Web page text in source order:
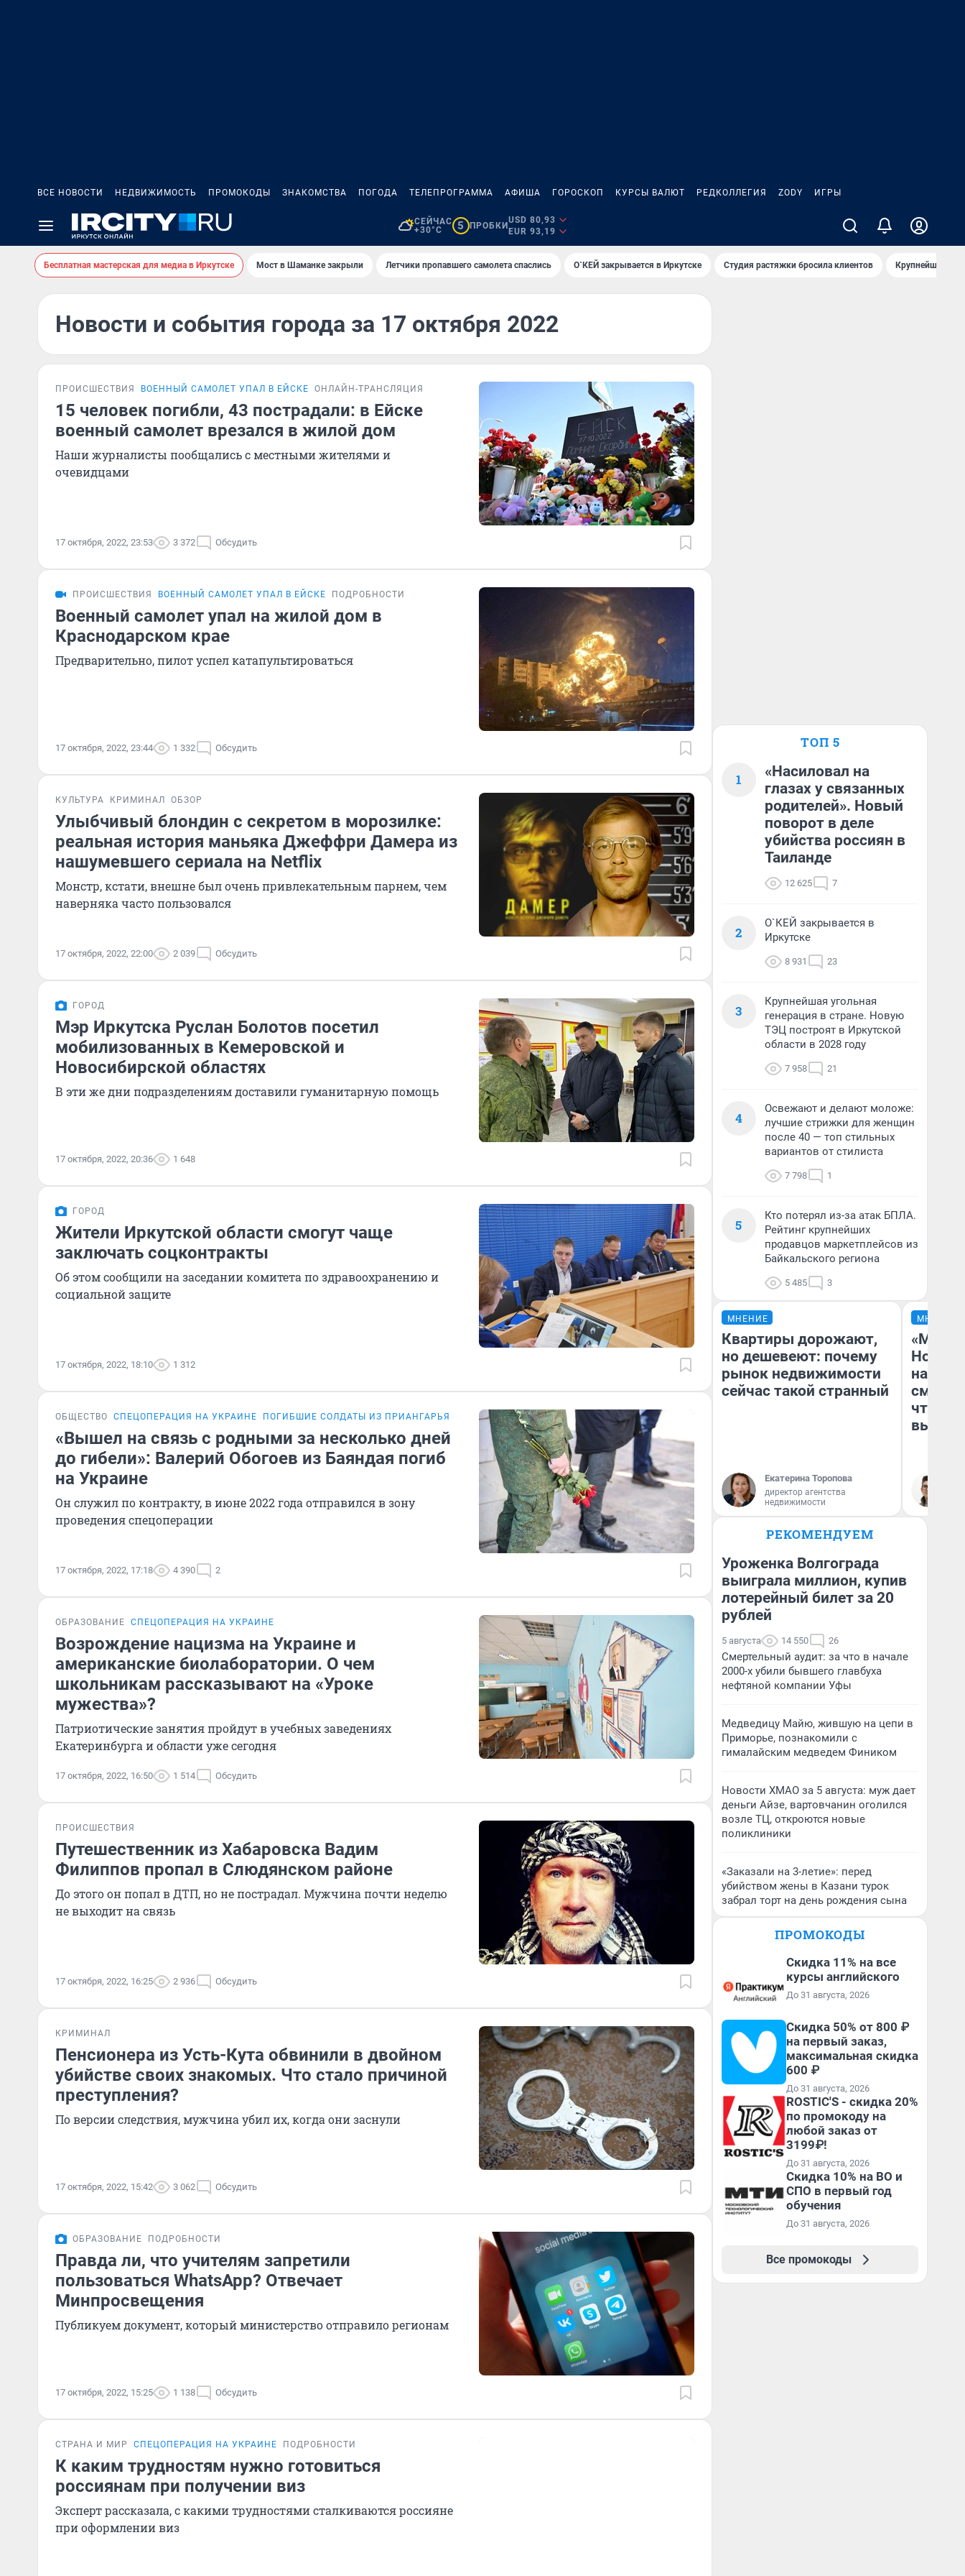
ВСЕ НОВОСТИ НЕДВИЖИМОСТЬ ПРОМОКОДЫ ЗНАКОМСТВА ПОГОДА ТЕЛЕПРОГРАММА АФИША ГОРОСКОП КУРСЫ ВАЛЮТ РЕДКОЛЛЕГИЯ ZODY ИГРЫ
СЕЙЧАС
+30°C
5 ПРОБКИ
USD 80,93
EUR 93,19
Бесплатная мастерская для медиа в Иркутске Мост в Шаманке закрыли Летчики пропавшего самолета спаслись О`КЕЙ закрывается в Иркутске Студия растяжки бросила клиентов Крупнейшие
Новости и события города за 17 октября 2022
ПРОИСШЕСТВИЯ ВОЕННЫЙ САМОЛЕТ УПАЛ В ЕЙСКЕ ОНЛАЙН-ТРАНСЛЯЦИЯ
15 человек погибли, 43 пострадали: в Ейске
военный самолет врезался в жилой дом
Наши журналисты пообщались с местными жителями и
очевидцами
17 октября, 2022, 23:53 3 372 Обсудить
ПРОИСШЕСТВИЯ ВОЕННЫЙ САМОЛЕТ УПАЛ В ЕЙСКЕ ПОДРОБНОСТИ
Военный самолет упал на жилой дом в
Краснодарском крае
Предварительно, пилот успел катапультироваться
17 октября, 2022, 23:44 1 332 Обсудить
КУЛЬТУРА КРИМИНАЛ ОБЗОР
Улыбчивый блондин с секретом в морозилке:
реальная история маньяка Джеффри Дамера из
нашумевшего сериала на Netflix
Монстр, кстати, внешне был очень привлекательным парнем, чем
наверняка часто пользовался
17 октября, 2022, 22:00 2 039 Обсудить
ГОРОД
Мэр Иркутска Руслан Болотов посетил
мобилизованных в Кемеровской и
Новосибирской областях
В эти же дни подразделениям доставили гуманитарную помощь
17 октября, 2022, 20:36 1 648
ГОРОД
Жители Иркутской области смогут чаще
заключать соцконтракты
Об этом сообщили на заседании комитета по здравоохранению и
социальной защите
17 октября, 2022, 18:10 1 312
ОБЩЕСТВО СПЕЦОПЕРАЦИЯ НА УКРАИНЕ ПОГИБШИЕ СОЛДАТЫ ИЗ ПРИАНГАРЬЯ
«Вышел на связь с родными за несколько дней
до гибели»: Валерий Обогоев из Баяндая погиб
на Украине
Он служил по контракту, в июне 2022 года отправился в зону
проведения спецоперации
17 октября, 2022, 17:18 4 390 2
ОБРАЗОВАНИЕ СПЕЦОПЕРАЦИЯ НА УКРАИНЕ
Возрождение нацизма на Украине и
американские биолаборатории. О чем
школьникам рассказывают на «Уроке
мужества»?
Патриотические занятия пройдут в учебных заведениях
Екатеринбурга и области уже сегодня
17 октября, 2022, 16:50 1 514 Обсудить
ПРОИСШЕСТВИЯ
Путешественник из Хабаровска Вадим
Филиппов пропал в Слюдянском районе
До этого он попал в ДТП, но не пострадал. Мужчина почти неделю
не выходит на связь
17 октября, 2022, 16:25 2 936 Обсудить
КРИМИНАЛ
Пенсионера из Усть-Кута обвинили в двойном
убийстве своих знакомых. Что стало причиной
преступления?
По версии следствия, мужчина убил их, когда они заснули
17 октября, 2022, 15:42 3 062 Обсудить
ОБРАЗОВАНИЕ ПОДРОБНОСТИ
Правда ли, что учителям запретили
пользоваться WhatsApp? Отвечает
Минпросвещения
Публикуем документ, который министерство отправило регионам
17 октября, 2022, 15:25 1 138 Обсудить
СТРАНА И МИР СПЕЦОПЕРАЦИЯ НА УКРАИНЕ ПОДРОБНОСТИ
К каким трудностям нужно готовиться
россиянам при получении виз
Эксперт рассказала, с какими трудностями сталкиваются россияне
при оформлении виз
ТОП 5
1
«Насиловал на
глазах у связанных
родителей». Новый
поворот в деле
убийства россиян в
Таиланде
12 625 7
2
О`КЕЙ закрывается в
Иркутске
8 931 23
3
Крупнейшая угольная
генерация в стране. Новую
ТЭЦ построят в Иркутской
области в 2028 году
7 958 21
4
Освежают и делают моложе:
лучшие стрижки для женщин
после 40 — топ стильных
вариантов от стилиста
7 798 1
5
Кто потерял из-за атак БПЛА.
Рейтинг крупнейших
продавцов маркетплейсов из
Байкальского региона
5 485 3
МНЕНИЕ
Квартиры дорожают,
но дешевеют: почему
рынок недвижимости
сейчас такой странный
Екатерина Торопова
директор агентства
недвижимости
МНЕНИЕ
«Мы
чтобы
РЕКОМЕНДУЕМ
Уроженка Волгограда
выиграла миллион, купив
лотерейный билет за 20
рублей
5 августа 14 550 26
Смертельный аудит: за что в начале
2000-х убили бывшего главбуха
нефтяной компании Уфы
Медведицу Майю, жившую на цепи в
Приморье, познакомили с
гималайским медведем Фиником
Новости ХМАО за 5 августа: муж дает
деньги Айзе, вартовчанин оголился
возле ТЦ, откроются новые
поликлиники
«Заказали на 3-летие»: перед
убийством жены в Казани турок
забрал торт на день рождения сына
ПРОМОКОДЫ
Скидка 11% на все
курсы английского
До 31 августа, 2026
Скидка 50% от 800 ₽
на первый заказ,
максимальная скидка
600 ₽
До 31 августа, 2026
ROSTIC'S - скидка 20%
по промокоду на
любой заказ от
3199₽!
До 31 августа, 2026
Скидка 10% на ВО и
СПО в первый год
обучения
До 31 августа, 2026
Все промокоды